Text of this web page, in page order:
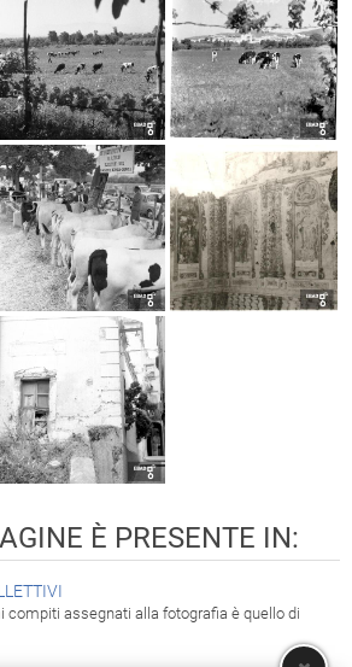
È PRESENTE IN:
compiti assegnati alla fotografia è quello di